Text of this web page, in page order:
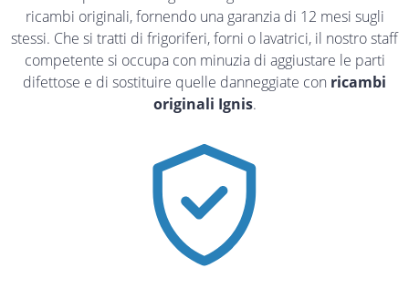
ricambi originali, fornendo una garanzia di 12 mesi sugli
stessi. Che si tratti di frigoriferi, forni o lavatrici, il nostro staff
competente si occupa con minuzia di aggiustare le parti
difettose e di sostituire quelle danneggiate con ricambi
originali Ignis.